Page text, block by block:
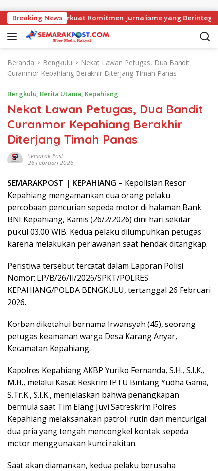
Breaking News
AMJ Perkuat Komitmen Jurnalisme yang Berintegritas
Beranda Bengkulu
Nekat Lawan Petugas, Dua Bandit
Curanmor Kepahiang Berakhir Diterjang Timah Panas
Bengkulu, Berita Utama, Kepahiang
Nekat Lawan Petugas, Dua Bandit
Curanmor Kepahiang Berakhir
Diterjang Timah Panas
Semarak Post
26 Februari 2026
SEMARAKPOST | KEPAHIANG – Kepolisian Resor
Kepahiang mengamankan dua orang pelaku
percobaan pencurian sepeda motor di halaman Bank
BNI Kepahiang, Kamis (26/2/2026) dini hari sekitar
pukul 03.00 WIB. Kedua pelaku dilumpuhkan petugas
karena melakukan perlawanan saat hendak ditangkap.
Peristiwa tersebut tercatat dalam Laporan Polisi
Nomor: LP/B/26/II/2026/SPKT/POLRES
KEPAHIANG/POLDA BENGKULU, tertanggal 26 Februari
2026.
Korban diketahui bernama Irwansyah (45), seorang
petugas keamanan warga Desa Karang Anyar,
Kecamatan Kepahiang.
Kapolres Kepahiang AKBP Yuriko Fernanda, S.H., S.I.K.,
M.H., melalui Kasat Reskrim IPTU Bintang Yudha Gama,
S.Tr.K., S.I.K., menjelaskan bahwa penangkapan
bermula saat Tim Elang Juvi Satreskrim Polres
Kepahiang melaksanakan patroli rutin dan mencurigai
dua pria yang tengah mencongkel kontak sepeda
motor menggunakan kunci rakitan.
Saat akan diamankan, kedua pelaku berusaha